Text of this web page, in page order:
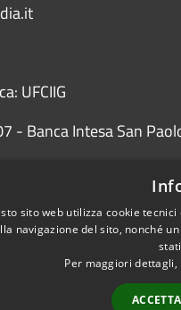
UFCIIG
- Banca Intesa San
sito web utilizza cookie
navigazione del sito, nonché
Per maggiori dettagli,